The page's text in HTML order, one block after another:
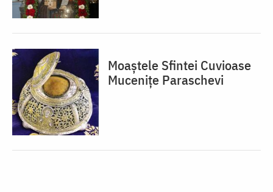
Moaștele Sfintei Cuvioase
Mucenițe Paraschevi